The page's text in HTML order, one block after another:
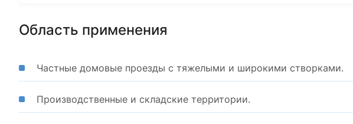
Область применения
Частные домовые проезды с тяжелыми и широкими створками.
Производственные и складские территории.